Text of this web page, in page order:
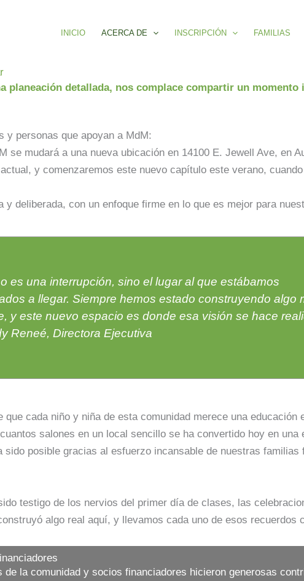
INICIO ACERCA DE INSCRIPCIÓN FAMILIAS
planeación detallada, nos complace compartir un
y personas que apoyan a MdM:
se mudará a una nueva ubicación en 14100 E. Jewell Ave, en
y comenzaremos este nuevo capítulo este verano,
y deliberada, con un enfoque firme en lo que es mejor para
es una interrupción, sino el lugar al que estábamos
a llegar. Siempre hemos estado construyendo algo
y este nuevo espacio es donde esa visión se hace
Reneé, Directora Ejecutiva
cada niño y niña de esta comunidad merece una
salones en un local sencillo se ha convertido hoy en una
posible gracias al esfuerzo incansable de nuestras
testigo de los nervios del primer día de clases, las
algo real aquí, y llevamos cada uno de esos recuerdos
la comunidad y socios financiadores hicieron generosas